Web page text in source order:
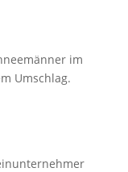
im
Umschlag.